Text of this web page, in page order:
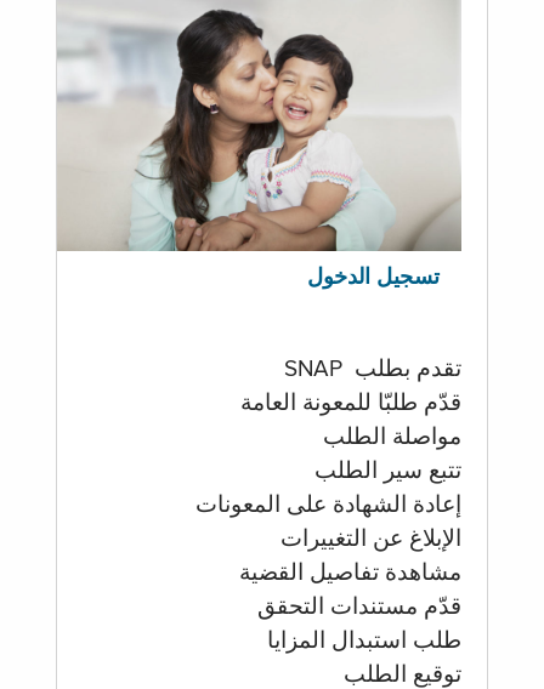
تسجيل الدخول
تقدم بطلب SNAP
قدّم طلبّا للمعونة العامة
مواصلة الطلب
تتبع سير الطلب
إعادة الشهادة على المعونات
الإبلاغ عن التغييرات
مشاهدة تفاصيل القضية
قدّم مستندات التحقق
طلب استبدال المزايا
توقيع الطلب